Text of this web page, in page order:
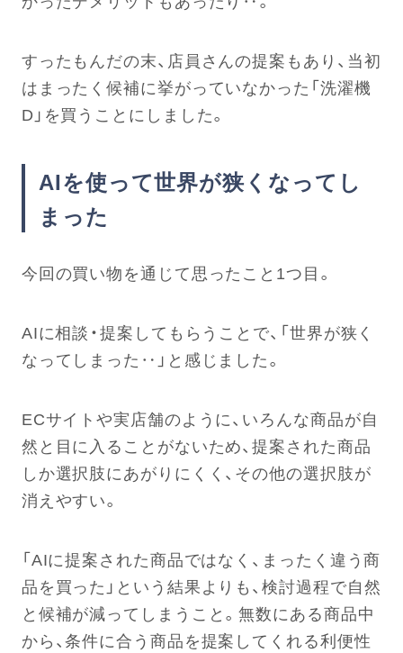
すったもんだの末、店員さんの提案もあり、当初
はまったく候補に挙がっていなかった「洗濯機
D 」を買うことにしました。
AIを使って世界が狭くなってし
まった
今回の買い物を通じて思ったこと1つ目。
AIに相談・提案してもらうことで、「世界が狭く
なってしまった‥」と感じました。
ECサイトや実店舗のように、いろんな商品が自
然と目に入ることがないため、提案された商品
しか選択肢にあがりにくく、その他の選択肢が
消えやすい。
「AIに提案された商品ではなく、まったく違う商
品を買った」という結果よりも、検討過程で自然
と候補が減ってしまうこと。無数にある商品中
から、条件に合う商品を提案してくれる利便性